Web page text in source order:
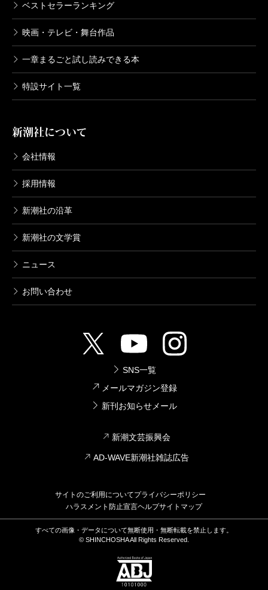
ベストセラーランキング
映画・テレビ・舞台作品
一章まるごと試し読みできる本
特設サイト一覧
新潮社について
会社情報
採用情報
新潮社の沿革
新潮社の文学賞
ニュース
お問い合わせ
SNS一覧
メールマガジン登録
新刊お知らせメール
新潮文芸振興会
AD-WAVE新潮社雑誌広告
サイトのご利用についてプライバシーポリシー
ハラスメント防止宣言ヘルプサイトマップ
すべての画像・データについて無断使用・無断転載を禁止します。
© SHINCHOSHA All Rights Reserved.